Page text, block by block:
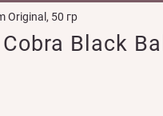
Original, 50 гр
Black